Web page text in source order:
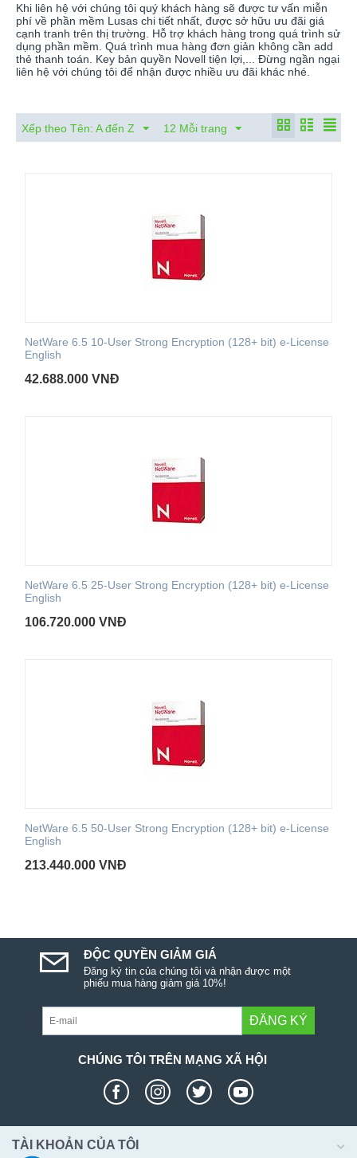
Khi liên hệ với chúng tôi quý khách hàng sẽ được tư vấn miễn
phí về phần mềm Lusas chi tiết nhất, được sở hữu ưu đãi giá
cạnh tranh trên thị trường. Hỗ trợ khách hàng trong quá trình sử
dụng phần mềm. Quá trình mua hàng đơn giản không cần add
thẻ thanh toán. Key bản quyền Novell tiện lợi,... Đừng ngần ngại
liên hệ với chúng tôi để nhận được nhiều ưu đãi khác nhé.
Xếp theo Tên: A đến Z 12 Mỗi trang
NetWare 6.5 10-User Strong Encryption (128+ bit) e-License
English
42.688.000 VNĐ
NetWare 6.5 25-User Strong Encryption (128+ bit) e-License
English
106.720.000 VNĐ
NetWare 6.5 50-User Strong Encryption (128+ bit) e-License
English
213.440.000 VNĐ
ĐỘC QUYỀN GIẢM GIÁ
Đăng ký tin của chúng tôi và nhận được một
phiếu mua hàng giảm giá 10%!
ĐĂNG KÝ
CHÚNG TÔI TRÊN MẠNG XÃ HỘI
TÀI KHOẢN CỦA TÔI